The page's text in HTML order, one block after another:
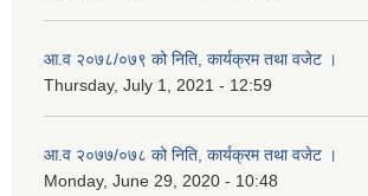
आ.व २०७८/०७९ को निति, कार्यक्रम तथा वजेट ।
Thursday, July 1, 2021 - 12:59
आ.व २०७७/०७८ को निति, कार्यक्रम तथा वजेट ।
Monday, June 29, 2020 - 10:48